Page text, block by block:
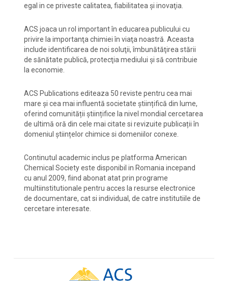
egal in ce priveste calitatea, fiabilitatea şi inovaţia.
ACS joaca un rol important în educarea publicului cu
privire la importanţa chimiei în viaţa noastră. Aceasta
include identificarea de noi soluţii, îmbunătăţirea stării
de sănătate publică, protecţia mediului şi să contribuie
la economie.
ACS Publications editeaza 50 reviste pentru cea mai
mare și cea mai influentă societate științifică din lume,
oferind comunității științifice la nivel mondial cercetarea
de ultimă oră din cele mai citate si revizuite publicații în
domeniul științelor chimice si domeniilor conexe.
Continutul academic inclus pe platforma American
Chemical Society este disponibil in Romania incepand
cu anul 2009, fiind abonat atat prin programe
multiinstitutionale pentru acces la resurse electronice
de documentare, cat si individual, de catre institutiile de
cercetare interesate.